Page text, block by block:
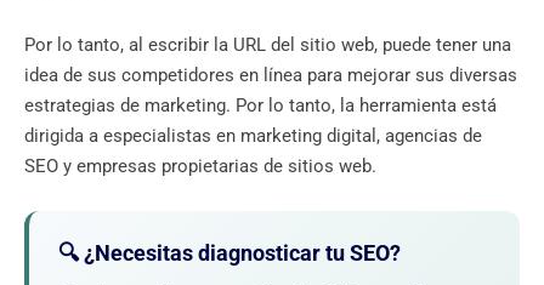
Por lo tanto, al escribir la URL del sitio web, puede tener una
idea de sus competidores en línea para mejorar sus diversas
estrategias de marketing. Por lo tanto, la herramienta está
dirigida a especialistas en marketing digital, agencias de
SEO y empresas propietarias de sitios web.
🔍 ¿Necesitas diagnosticar tu SEO?